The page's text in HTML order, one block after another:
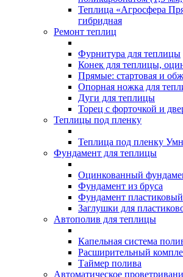
Теплица «Агросфера
гибридная
Ремонт теплиц
Фурнитура для теплицы
Конек для теплицы,
Прямые: стартовая и
Опорная ножка для
Дуги для теплицы
Торец с форточкой и
Теплицы под пленку
Теплица под пленку
Фундамент для теплицы
Оцинкованный
Фундамент из бруса
Фундамент пластиковый
Заглушки для
Автополив для теплицы
Капельная система
Расширительный
Таймер полива
Автоматическое